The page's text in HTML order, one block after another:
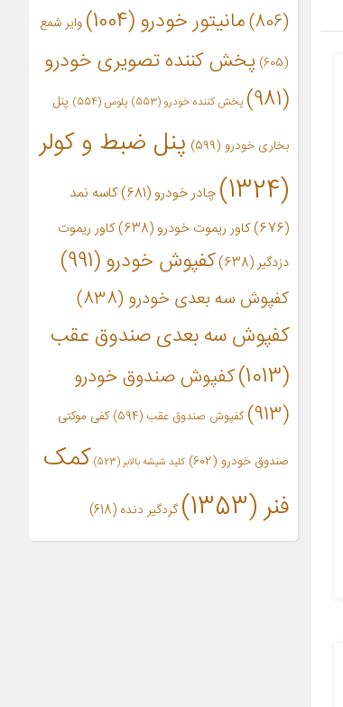
(806)
مانیتور خودرو(1004)
وایر شمع
(605)
پخش کننده تصویری خودرو
(981)
پخش کننده خودرو(553) پلوس(554) پنل
بخاری خودرو (599)
پنل ضبط و کولر
(1324)
چادر خودرو (681)
کاسه نمد
(676)
کاور ریموت خودرو(638)
کاور ریموت
دزدگیر(638) کفپوش خودرو(991)
کفپوش سه بعدی خودرو (838)
کفپوش سه بعدی صندوق عقب
(1013)
کفپوش صندوق خودرو
(913)
کفپوش صندوق عقب (594) کفی موکتی
صندوق خودرو (602) کلید شیشه بالابر(523)
کمک
فنر(1353) گردگیر دنده (618)